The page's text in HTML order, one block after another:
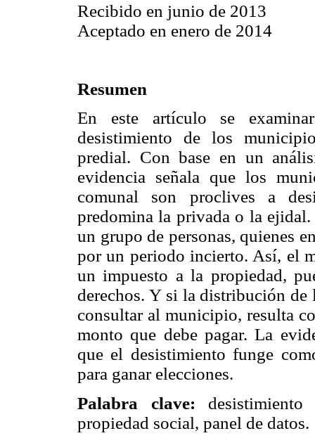
Recibido en junio de 2013
Aceptado en enero de 2014
Resumen
En este artículo se
desistimiento de los
predial. Con base en un
evidencia señala que los
comunal son proclives a
predomina la privada o la
un grupo de personas, quienes
por un periodo incierto. Así, el
un impuesto a la propiedad,
derechos. Y si la distribución de
consultar al municipio, resulta
monto que debe pagar. La
que el desistimiento funge
para ganar elecciones.
Palabra clave:
propiedad social, panel de datos.